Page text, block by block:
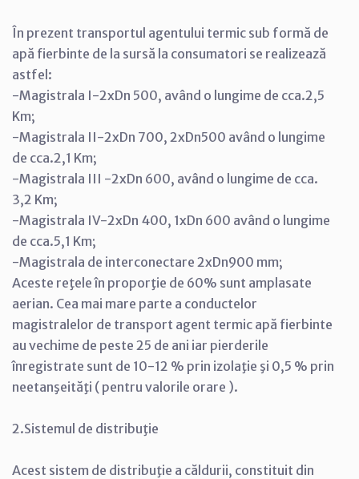
În prezent transportul agentului termic sub formă de
apă fierbinte de la sursă la consumatori se realizează
astfel:
-Magistrala I-2xDn 500, având o lungime de cca.2,5
Km;
-Magistrala II-2xDn 700, 2xDn500 având o lungime
de cca.2,1 Km;
-Magistrala III -2xDn 600, având o lungime de cca.
3,2 Km;
-Magistrala IV-2xDn 400, 1xDn 600 având o lungime
de cca.5,1 Km;
-Magistrala de interconectare 2xDn900 mm;
Aceste reţele în proporţie de 60% sunt amplasate
aerian. Cea mai mare parte a conductelor
magistralelor de transport agent termic apă fierbinte
au vechime de peste 25 de ani iar pierderile
înregistrate sunt de 10-12 % prin izolaţie şi 0,5 % prin
neetanşeităţi ( pentru valorile orare ).
2.Sistemul de distribuţie
Acest sistem de distribuţie a căldurii, constituit din